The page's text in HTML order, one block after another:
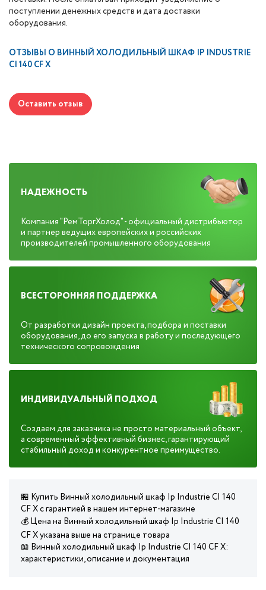
поступлении денежных средств и дата доставки
оборудования.
ОТЗЫВЫ О ВИННЫЙ ХОЛОДИЛЬНЫЙ ШКАФ IP INDUSTRIE
CI 140 CF X
Оставить отзыв
НАДЕЖНОСТЬ
Компания "РемТоргХолод" - официальный дистрибьютор
и партнер ведущих европейских и российских
производителей промышленного оборудования
ВСЕСТОРОННЯЯ ПОДДЕРЖКА
От разработки дизайн проекта, подбора и поставки
оборудования, до его запуска в работу и последующего
технического сопровождения
ИНДИВИДУАЛЬНЫЙ ПОДХОД
Создаем для заказчика не просто материальный объект,
а современный эффективный бизнес, гарантирующий
стабильный доход и конкурентное преимущество.
🏪 Купить Винный холодильный шкаф Ip Industrie CI 140
CF X с гарантией в нашем интернет-магазине
💰 Цена на Винный холодильный шкаф Ip Industrie CI 140
CF X указана выше на странице товара
📖 Винный холодильный шкаф Ip Industrie CI 140 CF X:
характеристики, описание и документация